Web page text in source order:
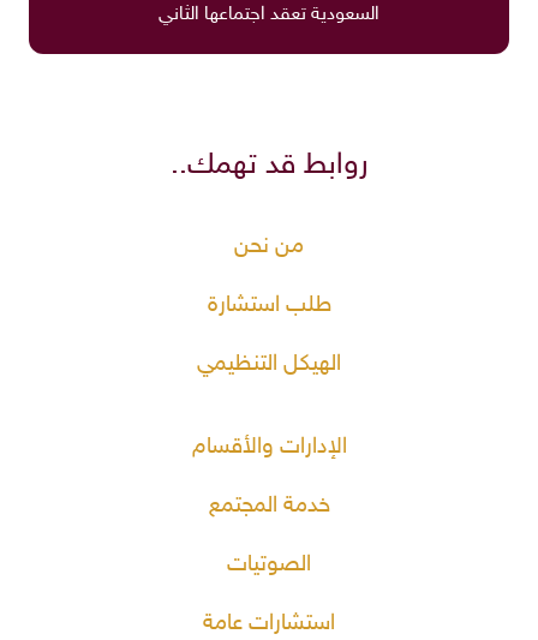
السعودية تعقد اجتماعها الثاني
روابط قد تهمك..
من نحن
طلب استشارة
الهيكل التنظيمي
الإدارات والأقسام
خدمة المجتمع
الصوتيات
استشارات عامة